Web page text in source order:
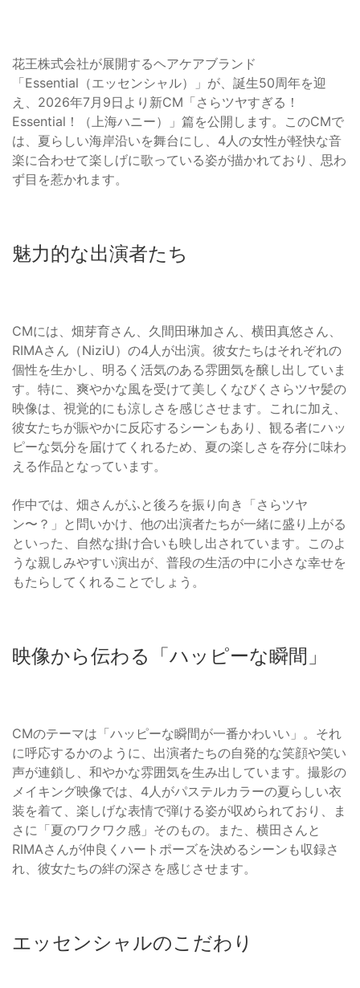
花王株式会社が展開するヘアケアブランド
「Essential（エッセンシャル）」が、誕生50周年を迎
え、2026年7月9日より新CM「さらツヤすぎる！
Essential！（上海ハニー）」篇を公開します。このCMで
は、夏らしい海岸沿いを舞台にし、4人の女性が軽快な音
楽に合わせて楽しげに歌っている姿が描かれており、思わ
ず目を惹かれます。
魅力的な出演者たち
CMには、畑芽育さん、久間田琳加さん、横田真悠さん、
RIMAさん（NiziU）の4人が出演。彼女たちはそれぞれの
個性を生かし、明るく活気のある雰囲気を醸し出していま
す。特に、爽やかな風を受けて美しくなびくさらツヤ髪の
映像は、視覚的にも涼しさを感じさせます。これに加え、
彼女たちが賑やかに反応するシーンもあり、観る者にハッ
ピーな気分を届けてくれるため、夏の楽しさを存分に味わ
える作品となっています。
作中では、畑さんがふと後ろを振り向き「さらツヤ
ン〜？」と問いかけ、他の出演者たちが一緒に盛り上がる
といった、自然な掛け合いも映し出されています。このよ
うな親しみやすい演出が、普段の生活の中に小さな幸せを
もたらしてくれることでしょう。
映像から伝わる「ハッピーな瞬間」
CMのテーマは「ハッピーな瞬間が一番かわいい」。それ
に呼応するかのように、出演者たちの自発的な笑顔や笑い
声が連鎖し、和やかな雰囲気を生み出しています。撮影の
メイキング映像では、4人がパステルカラーの夏らしい衣
装を着て、楽しげな表情で弾ける姿が収められており、ま
さに「夏のワクワク感」そのもの。また、横田さんと
RIMAさんが仲良くハートポーズを決めるシーンも収録さ
れ、彼女たちの絆の深さを感じさせます。
エッセンシャルのこだわり